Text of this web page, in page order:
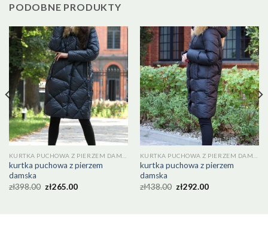
PODOBNE PRODUKTY
kurtka puchowa z pierzem
damska
zł398.00 zł265.00
kurtka puchowa z pierzem
damska
zł438.00 zł292.00